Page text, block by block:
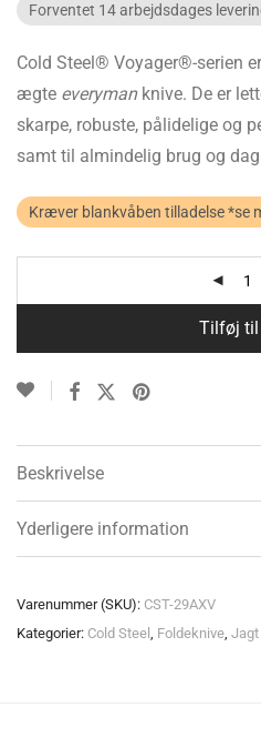
Forventet 14 arbejdsdages
Cold Steel® Voyager®-serien
ægte everyman knive. De er
skarpe, robuste, pålidelige og
samt til almindelig brug og
Kræver blankvåben tilladelse *se
Tilføj til
Beskrivelse
Yderligere information
Varenummer (SKU): CST-29AXV
Kategorier: Cold Steel , Foldeknive, Jagt